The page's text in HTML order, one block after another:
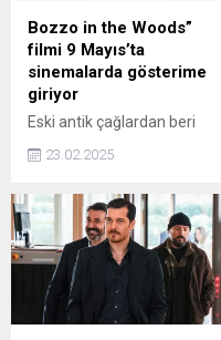
Bozzo in the Woods”
filmi 9 Mayıs’ta
sinemalarda gösterime
giriyor
Eski antik çağlardan beri
Darius Crimson ailesi,
bir şekilde sakladıkları,
dünyaya zarar verebilecek
"Lazarus" adlı karanlık gücü
kontrol altında tutmaktadır.
23.02.2025